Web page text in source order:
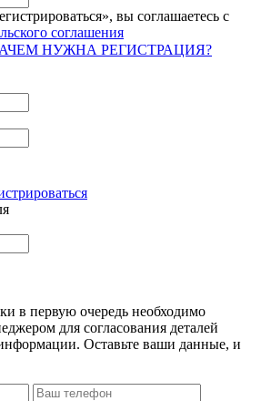
вы соглашаетесь с
соглашения
НУЖНА РЕГИСТРАЦИЯ?
в первую очередь необходимо
для согласования деталей
Оставьте ваши данные, и